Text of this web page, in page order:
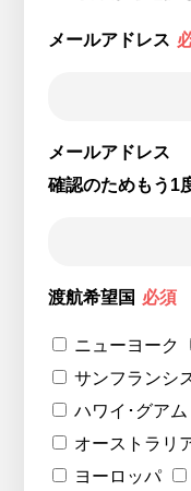
メールアドレス
メールアドレス
確認のためもう1
渡航希望国 必須
ニューヨーク
サンフランシ
ハワイ･グアム
オーストラリ
ヨーロッパ